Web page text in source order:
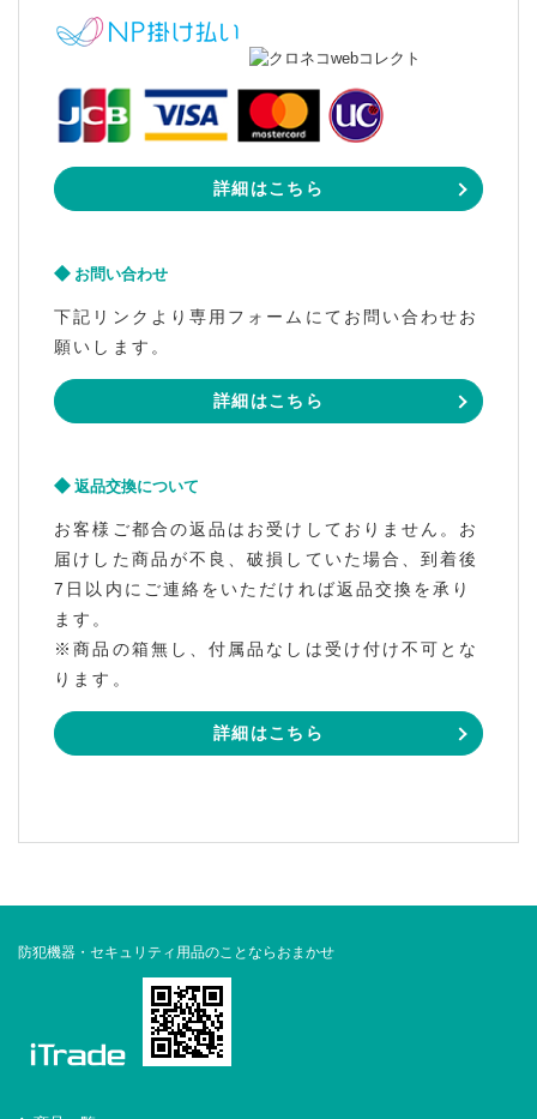
詳細はこちら
お問い合わせ
下記リンクより専用フォームにてお問い合わせお
願いします。
詳細はこちら
返品交換について
お客様ご都合の返品はお受けしておりません。お
届けした商品が不良、破損していた場合、到着後
7日以内にご連絡をいただければ返品交換を承り
ます。
※商品の箱無し、付属品なしは受け付け不可とな
ります。
詳細はこちら
防犯機器・セキュリティ用品のことならおまかせ